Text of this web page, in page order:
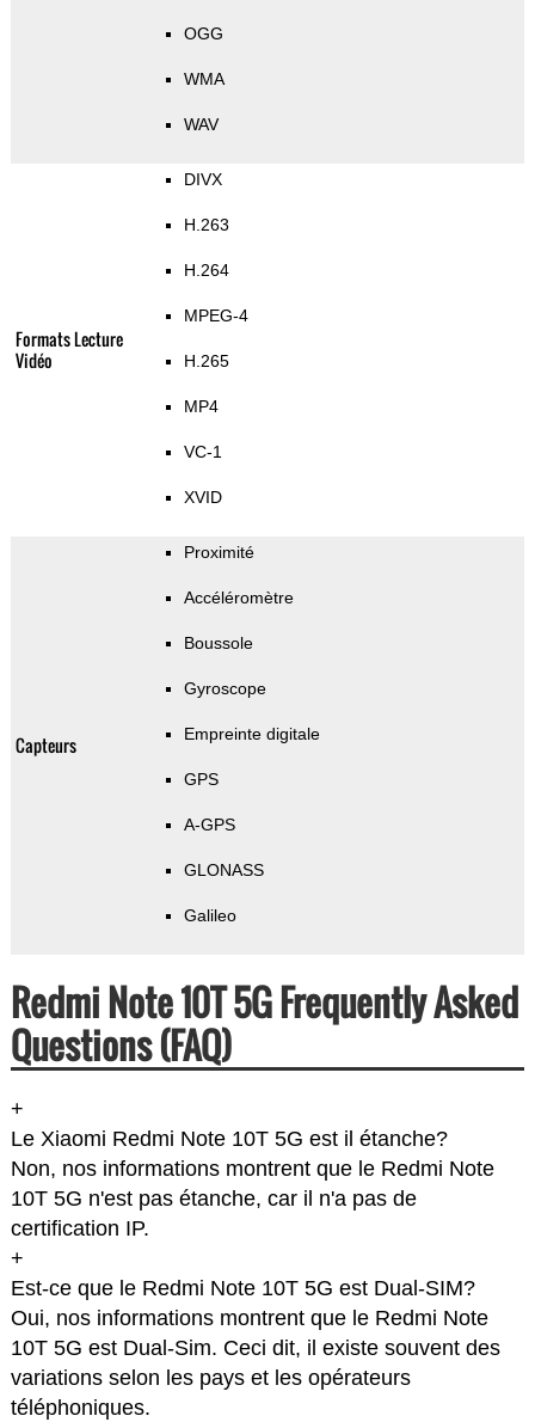
OGG
WMA
WAV
Formats Lecture
Vidéo
DIVX
H.263
H.264
MPEG-4
H.265
MP4
VC-1
XVID
Capteurs
Proximité
Accéléromètre
Boussole
Gyroscope
Empreinte digitale
GPS
A-GPS
GLONASS
Galileo
Redmi Note 10T 5G Frequently Asked
Questions (FAQ)
+
Le Xiaomi Redmi Note 10T 5G est il étanche?
Non, nos informations montrent que le Redmi Note
10T 5G n'est pas étanche, car il n'a pas de
certification IP.
+
Est-ce que le Redmi Note 10T 5G est Dual-SIM?
Oui, nos informations montrent que le Redmi Note
10T 5G est Dual-Sim. Ceci dit, il existe souvent des
variations selon les pays et les opérateurs
téléphoniques.